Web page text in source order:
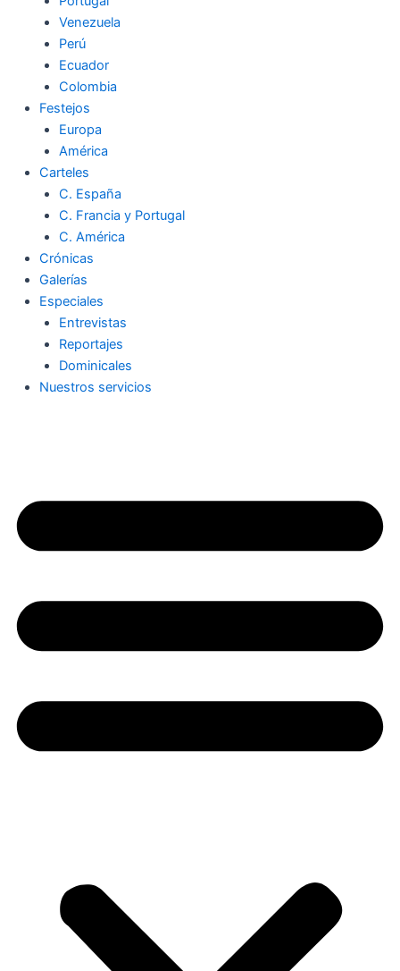
Venezuela
Perú
Ecuador
Colombia
Festejos
Europa
América
Carteles
C. España
C. Francia y Portugal
C. América
Crónicas
Galerías
Especiales
Entrevistas
Reportajes
Dominicales
Nuestros servicios